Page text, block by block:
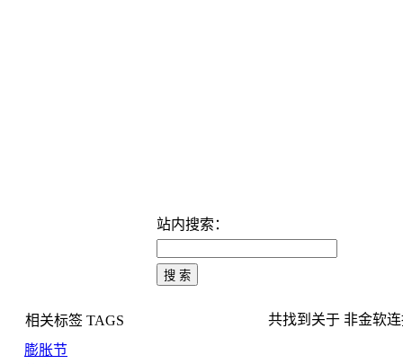
站内搜索：
相关标签 TAGS
膨胀节
共找到关于 非金软